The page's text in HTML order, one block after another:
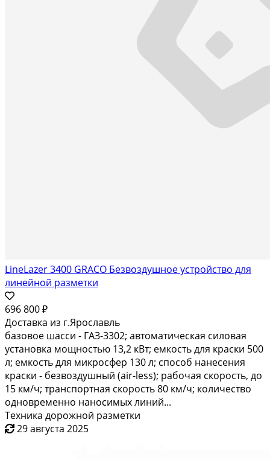
LineLazer 3400 GRACO Безвоздушное устройство для
линейной разметки
696 800 ₽
Доставка из г.Ярославль
базовое шасси - ГАЗ-3302; автоматическая силовая
установка мощностью 13,2 кВт; емкость для краски 500
л; емкость для микросфер 130 л; способ нанесения
краски - безвоздушный (air-less); рабочая скорость, до
15 км/ч; транспортная скорость 80 км/ч; количество
одновременно наносимых линий...
Техника дорожной разметки
29 августа 2025